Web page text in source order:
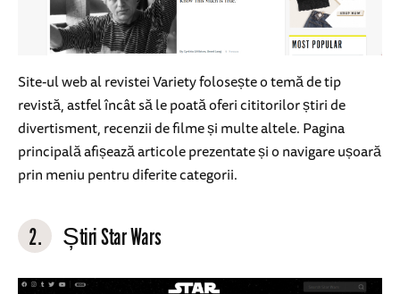
Site-ul web al revistei Variety folosește o temă de tip
revistă, astfel încât să le poată oferi cititorilor știri de
divertisment, recenzii de filme și multe altele. Pagina
principală afișează articole prezentate și o navigare ușoară
prin meniu pentru diferite categorii.
2. Știri Star Wars